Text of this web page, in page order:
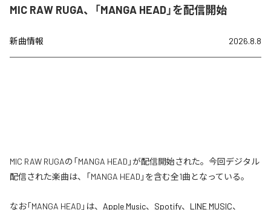
MIC RAW RUGA、「MANGA HEAD」を配信開始
新曲情報 2026.8.8
MIC RAW RUGAの「MANGA HEAD」が配信開始された。今回デジタル
配信された楽曲は、「MANGA HEAD」を含む全1曲となっている。
なお「MANGA HEAD 」は、 Apple Music、 Spotify、 LINE MUSIC、